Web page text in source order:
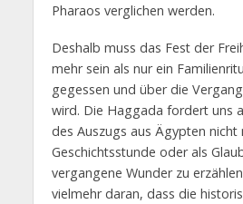
Pharaos verglichen werden.
Deshalb muss das Fest der
mehr sein als nur ein
gegessen und über die
wird. Die Haggada fordert uns
des Auszugs aus Ägypten nicht
Geschichtsstunde oder als
vergangene Wunder zu
vielmehr daran, dass die